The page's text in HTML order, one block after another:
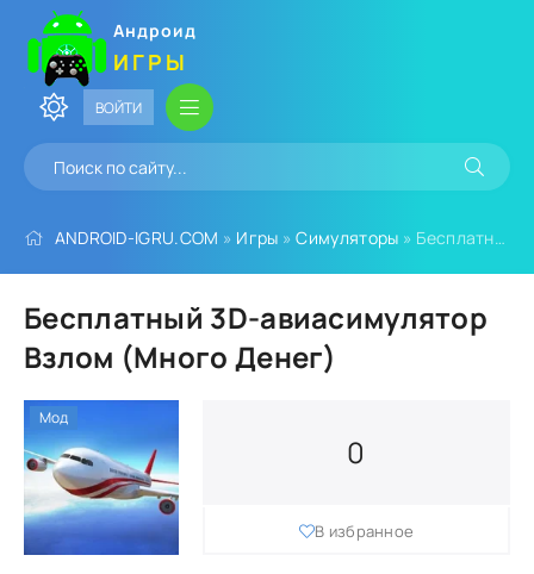
Андроид
ИГРЫ
ВОЙТИ
ANDROID-IGRU.COM » Игры »Симуляторы » Бесплатный 3D-авиасимулятор Взлом (Много Денег)
Бесплатный 3D-авиасимулятор
Взлом (Много Денег)
0
В избранное
Мод